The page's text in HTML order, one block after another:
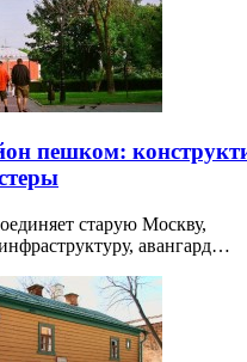
пешком:
старую Москву,
авангард…